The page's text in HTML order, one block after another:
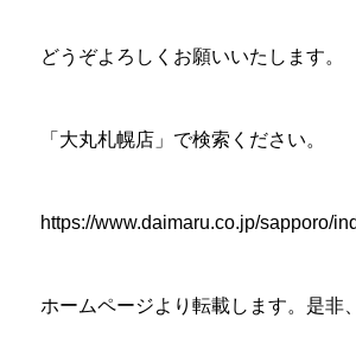
どうぞよろしくお願いいたします。
「大丸札幌店」で検索ください。
https://www.daimaru.co.jp/sapporo/
ホームページより転載します。是非